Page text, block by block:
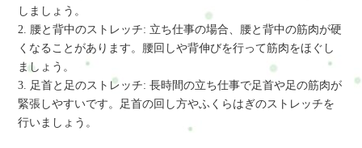
しましょう。
2. 腰と背中のストレッチ: 立ち仕事の場合、腰と背中の筋肉が硬
くなることがあります。腰回しや背伸びを行って筋肉をほぐし
ましょう。
3. 足首と足のストレッチ: 長時間の立ち仕事で足首や足の筋肉が
緊張しやすいです。足首の回し方やふくらはぎのストレッチを
行いましょう。